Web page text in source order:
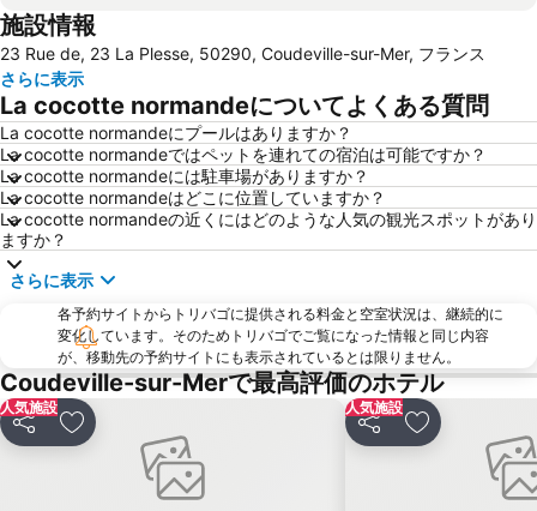
施設情報
23 Rue de, 23 La Plesse, 50290, Coudeville-sur-Mer, フランス
さらに表示
La cocotte normandeについてよくある質問
La cocotte normandeにプールはありますか？
La cocotte normandeではペットを連れての宿泊は可能ですか？
La cocotte normandeには駐車場がありますか？
La cocotte normandeはどこに位置していますか？
La cocotte normandeの近くにはどのような人気の観光スポットがあり
ますか？
さらに表示
各予約サイトからトリバゴに提供される料金と空室状況は、継続的に
変化しています。そのためトリバゴでご覧になった情報と同じ内容
が、移動先の予約サイトにも表示されているとは限りません。
Coudeville-sur-Merで最高評価のホテル
人気施設
シェア お気に入りに追加
人気施設
シェア お気に入りに